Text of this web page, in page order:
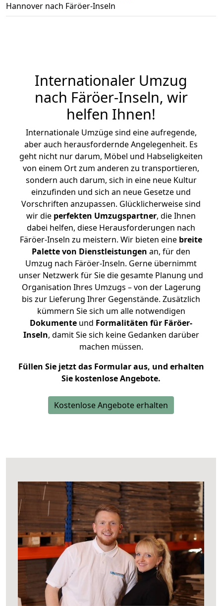
Hannover nach Färöer-Inseln
Internationaler Umzug
nach Färöer-Inseln, wir
helfen Ihnen!
Internationale Umzüge sind eine aufregende,
aber auch herausfordernde Angelegenheit. Es
geht nicht nur darum, Möbel und Habseligkeiten
von einem Ort zum anderen zu transportieren,
sondern auch darum, sich in eine neue Kultur
einzufinden und sich an neue Gesetze und
Vorschriften anzupassen. Glücklicherweise sind
wir die perfekten Umzugspartner, die Ihnen
dabei helfen, diese Herausforderungen nach
Färöer-Inseln zu meistern. Wir bieten eine breite
Palette von Dienstleistungen an, für den
Umzug nach Färöer-Inseln. Gerne übernimmt
unser Netzwerk für Sie die gesamte Planung und
Organisation Ihres Umzugs – von der Lagerung
bis zur Lieferung Ihrer Gegenstände. Zusätzlich
kümmern Sie sich um alle notwendigen
Dokumente und Formalitäten für Färöer-
Inseln, damit Sie sich keine Gedanken darüber
machen müssen.
Füllen Sie jetzt das Formular aus, und erhalten
Sie kostenlose Angebote.
Kostenlose Angebote erhalten